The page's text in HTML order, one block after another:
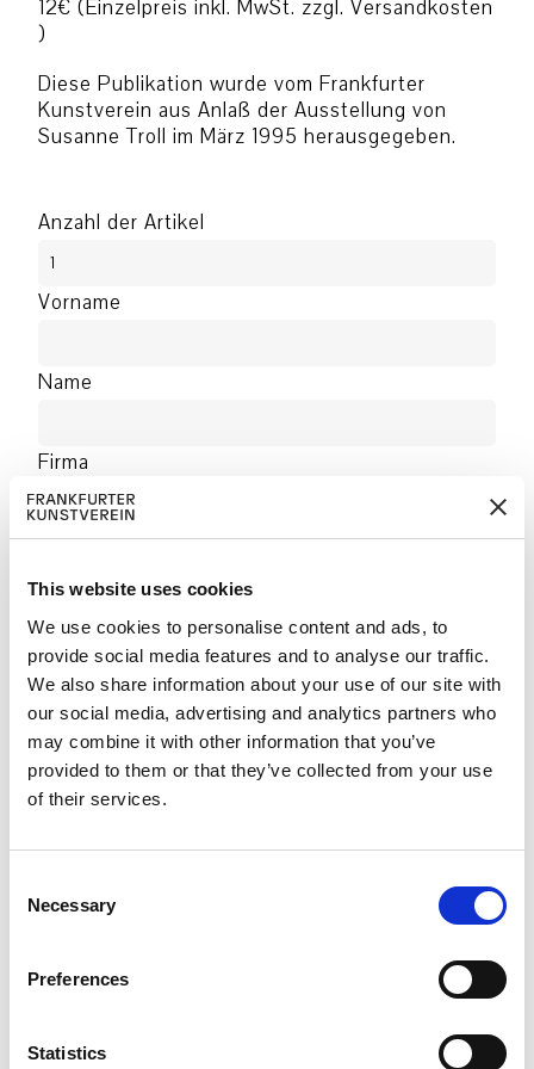
This website uses cookies
We use cookies to personalise content and ads, to
provide social media features and to analyse our traffic.
We also share information about your use of our site with
our social media, advertising and analytics partners who
may combine it with other information that you’ve
provided to them or that they’ve collected from your use
of their services.
Necessary
Preferences
Statistics
12€ (Einzelpreis inkl. MwSt. zzgl. Versandkosten
)
Diese Publikation wurde vom Frankfurter
Kunstverein aus Anlaß der Ausstellung von
Susanne Troll im März 1995 herausgegeben.
Anzahl der Artikel
Vorname
Name
Firma
Addresse
Postleitzahl
Land
(falls verfügbar)